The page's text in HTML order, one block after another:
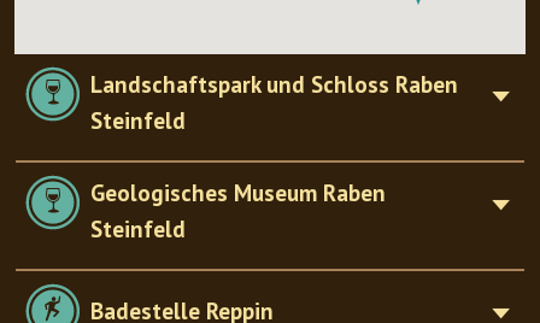
Landschaftspark und Schloss Raben
Steinfeld
Geologisches Museum Raben
Steinfeld
Badestelle Reppin